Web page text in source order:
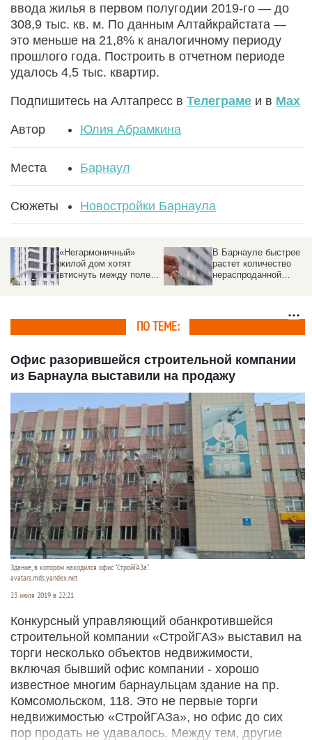
ввода жилья в первом полугодии 2019-го — до
308,9 тыс. кв. м. По данным Алтайкрайстата —
это меньше на 21,8% к аналогичному периоду
прошлого года. Построить в отчетном периоде
удалось 4,5 тыс. квартир.
Подпишитесь на Алтапресс в Телеграме и в Max
Автор Юлия Абрамкина
Места Барнаул
Сюжеты Новостройки Барнаула
«Негармоничный»
жилой дом хотят
втиснуть между полем
В Барнауле быстрее
растет количество
нераспроданной
ПО ТЕМЕ:
Офис разорившейся строительной компании
из Барнаула выставили на продажу
Здание, в котором находился офис "СтройГАЗа".
avatars.mds.yandex.net
23 июля 2019 в 22:21
Конкурсный управляющий обанкротившейся
строительной компании «СтройГАЗ» выставил на
торги несколько объектов недвижимости,
включая бывший офис компании - хорошо
известное многим барнаульцам здание на пр.
Комсомольском, 118. Это не первые торги
недвижимостью «СтройГАЗа», но офис до сих
пор продать не удавалось. Между тем, другие